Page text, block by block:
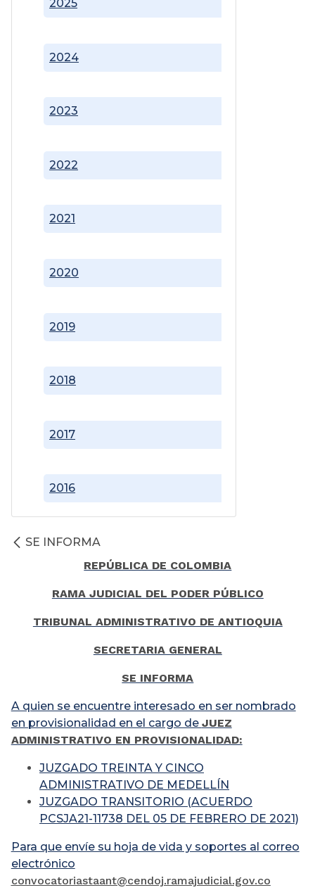
2016
2017
2018
2019
2020
2021
2022
2023
2024
2025
SE INFORMA
REPÚBLICA DE COLOMBIA
RAMA JUDICIAL DEL PODER PÚBLICO
TRIBUNAL ADMINISTRATIVO DE ANTIOQUIA
SECRETARIA GENERAL
SE INFORMA
A quien se encuentre interesado en ser nombrado
en provisionalidad en el cargo de JUEZ
ADMINISTRATIVO EN PROVISIONALIDAD:
JUZGADO TREINTA Y CINCO
ADMINISTRATIVO DE MEDELLÍN
JUZGADO TRANSITORIO (ACUERDO
PCSJA21-11738 DEL 05 DE FEBRERO DE 2021)
Para que envíe su hoja de vida y soportes al correo
electrónico
convocatoriastaant@cendoj.ramajudicial.gov.co